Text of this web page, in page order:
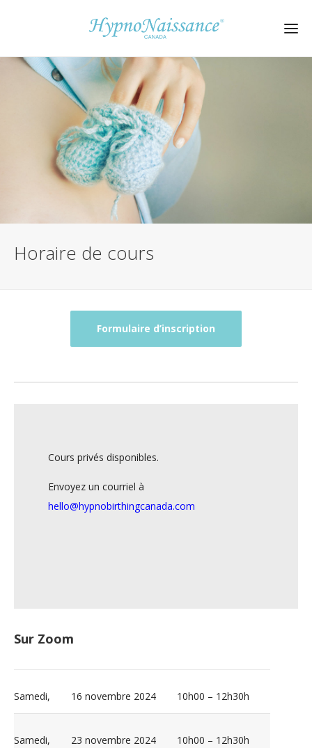
Horaire de cours
Formulaire d’inscription
Cours privés disponibles.
Envoyez un courriel à
hello@hypnobirthingcanada.com
Sur Zoom
Samedi, 16 novembre 2024 10h00 – 12h30h
Samedi, 23 novembre 2024 10h00 – 12h30h